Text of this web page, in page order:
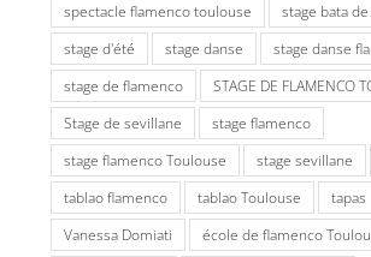
spectacle flamenco toulouse
stage bata
stage d'été
stage danse
stage danse
stage de flamenco
STAGE DE FLAMENCO
Stage de sevillane
stage flamenco
stage flamenco Toulouse
stage sevillane
tablao flamenco
tablao Toulouse
tapas
Vanessa Domiati
école de flamenco